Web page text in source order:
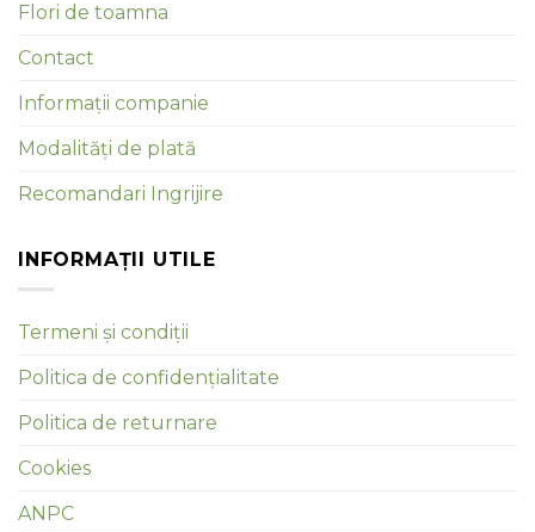
Flori de toamna
Contact
Informații companie
Modalități de plată
Recomandari Ingrijire
INFORMAȚII UTILE
Termeni și condiții
Politica de confidențialitate
Politica de returnare
Cookies
ANPC